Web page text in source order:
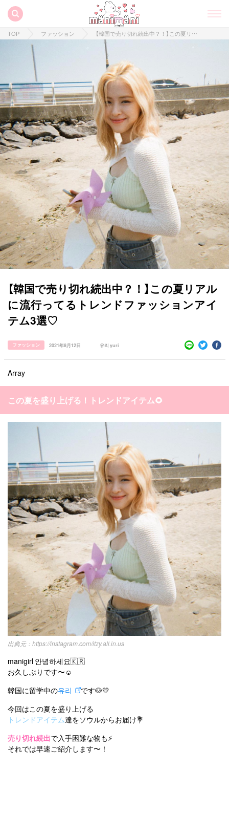
manimani について
キュレーター一覧
運営会社
利用規約
プライバシーポリシー
お問い合わせ
韓国旅行 韓国ファッション 韓国アイドル
メイク k-pop コスメ ファッション
kpop
オルチャンメイク twice 人気
韓国ドラマ カフェ かわいい
TOP ファッション 【韓国で売り切れ続出中？！】この夏リアルに流行ってるトレンドファッションアイテム3選♡
【韓国で売り切れ続出中？！】この夏リアル
に流行ってるトレンドファッションアイ
テム3選♡
ファッション 2021年8月12日 유리 yuri
Array
この夏を盛り上げる！トレンドアイテム🌻
https://instagram.com/itzy.all.in.us
manigirl 안녕하세요🇰🇷
お久しぶりです〜☺️
韓国に留学中の유리
です🐶💛
今回はこの夏を盛り上げる
トレンドアイテム達をソウルからお届け💐
売り切れ続出で入手困難な物も⚡️
それでは早速ご紹介します〜！